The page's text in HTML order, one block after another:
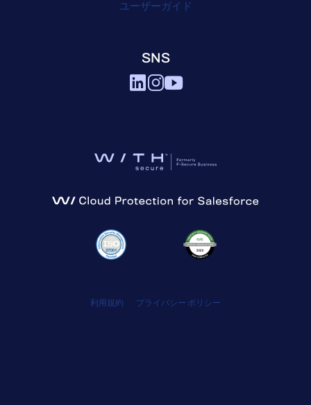
ユーザーガイド
SNS
利用規約 プライバシー ポリシー